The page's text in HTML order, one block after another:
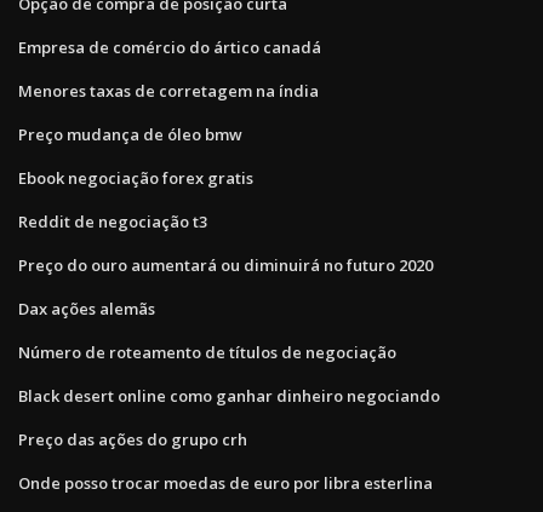
Empresa de comércio do ártico canadá
Menores taxas de corretagem na índia
Preço mudança de óleo bmw
Ebook negociação forex gratis
Reddit de negociação t3
Preço do ouro aumentará ou diminuirá no futuro 2020
Dax ações alemãs
Número de roteamento de títulos de negociação
Black desert online como ganhar dinheiro negociando
Preço das ações do grupo crh
Onde posso trocar moedas de euro por libra esterlina